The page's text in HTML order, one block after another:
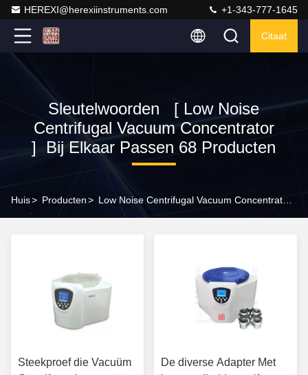
HEREXI@herexiinstruments.com +1-343-777-1645
Citaat
Sleutelwoorden [ Low Noise
Centrifugal Vacuum Concentrator
] Bij Elkaar Passen 68 Producten
Huis> Producten>
Steekproef die Vacuüm
De diverse Adapter Met